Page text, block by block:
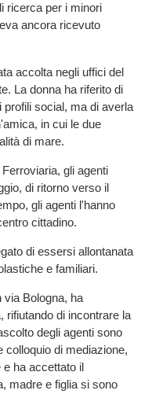
ricerca per i minori
ancora ricevuto
accolta negli uffici del
La donna ha riferito di
social, ma di averla
in cui le due
di mare.
gli agenti
di ritorno verso il
gli agenti l'hanno
cittadino.
di essersi allontanata
e familiari.
via Bologna, ha
rifiutando di incontrare la
degli agenti sono
colloquio di mediazione,
e ha accettato il
madre e figlia si sono